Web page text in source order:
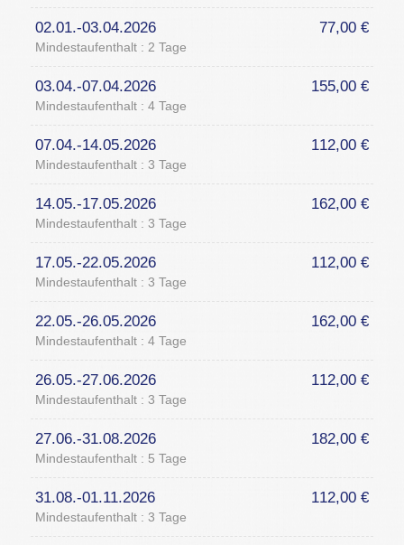
02.01.-03.04.2026 77,00 €
Mindestaufenthalt : 2 Tage
03.04.-07.04.2026 155,00 €
Mindestaufenthalt : 4 Tage
07.04.-14.05.2026 112,00 €
Mindestaufenthalt : 3 Tage
14.05.-17.05.2026 162,00 €
Mindestaufenthalt : 3 Tage
17.05.-22.05.2026 112,00 €
Mindestaufenthalt : 3 Tage
22.05.-26.05.2026 162,00 €
Mindestaufenthalt : 4 Tage
26.05.-27.06.2026 112,00 €
Mindestaufenthalt : 3 Tage
27.06.-31.08.2026 182,00 €
Mindestaufenthalt : 5 Tage
31.08.-01.11.2026 112,00 €
Mindestaufenthalt : 3 Tage